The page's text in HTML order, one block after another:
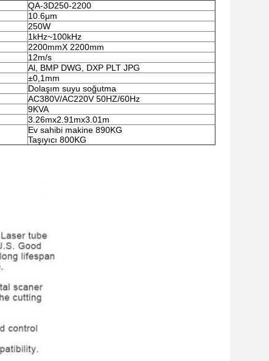
QA-3D250-2200
10.6μm
250W
1kHz~100kHz
2200mmX 2200mm
12m/s
Al, BMP DWG, DXP PLT JPG
±0,1mm
Dolaşım suyu soğutma
AC380V/AC220V 50HZ/60Hz
9KVA
3.26mx2.91mx3.01m
Ev sahibi makine 890KG
Taşıyıcı 800KG